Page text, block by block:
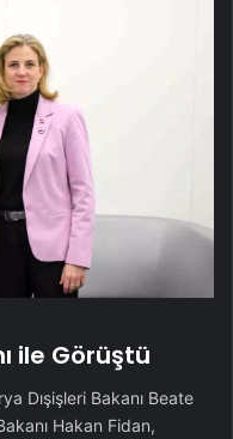
ile Görüştü
Dışişleri Bakanı Beate
Hakan Fidan,